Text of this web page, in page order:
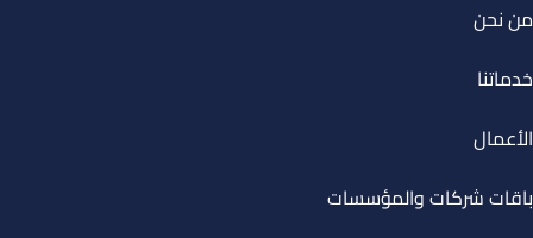
من نحن
خدماتنا
الأعمال
باقات شركات والمؤسسات